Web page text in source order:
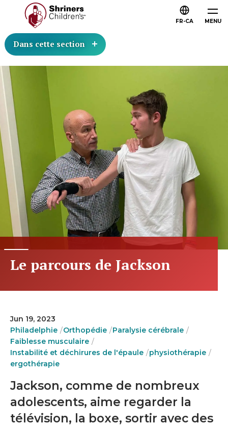
MENU
FR-CA
Dans cette section
Le parcours de Jackson
Jun 19, 2023
Philadelphie
Orthopédie
Paralysie cérébrale
Faiblesse musculaire
Instabilité et déchirures de l'épaule
physiothérapie
ergothérapie
Jackson, comme de nombreux
adolescents, aime regarder la
télévision, la boxe, sortir avec des